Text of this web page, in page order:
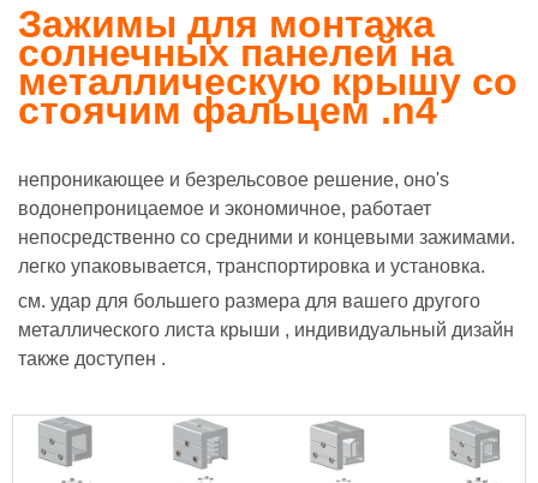
Зажимы для монтажа
солнечных панелей на
металлическую крышу со
стоячим фальцем .n4
непроникающее и безрельсовое решение, оно's
водонепроницаемое и экономичное, работает
непосредственно со средними и концевыми зажимами.
легко упаковывается, транспортировка и установка.
см. удар для большего размера для вашего другого
металлического листа крыши , индивидуальный дизайн
также доступен .